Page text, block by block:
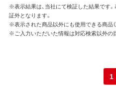
※表示結果は、当社にて検証した結果です
証外となります。
※表示された商品以外にも使用できる商品（
※ご入力いただいた情報は対応検索以外の
1